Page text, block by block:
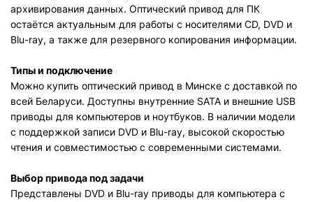
архивирования данных. Оптический привод для ПК
остаётся актуальным для работы с носителями CD, DVD и
Blu-ray, а также для резервного копирования информации.
Типы и подключение
Можно купить оптический привод в Минске с доставкой по
всей Беларуси. Доступны внутренние SATA и внешние USB
приводы для компьютеров и ноутбуков. В наличии модели
с поддержкой записи DVD и Blu-ray, высокой скоростью
чтения и совместимостью с современными системами.
Выбор привода под задачи
Представлены DVD и Blu-ray приводы для компьютера с